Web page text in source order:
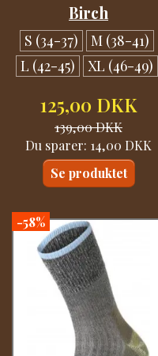
Birch
S (34-37)
M (38-41)
L (42-45)
XL (46-49)
125,00 DKK
139,00 DKK
Du sparer: 14,00 DKK
Se produktet
-58%